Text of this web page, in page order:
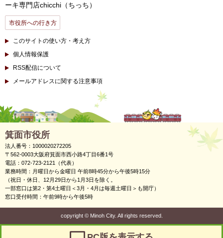
ーキ専門店chicchi（ちっち）
市役所への行き方
このサイトの使い方・考え方
個人情報保護
RSS配信について
メールアドレスに関する注意事項
箕面市役所
法人番号：1000020272205
〒562-0003大阪府箕面市西小路4丁目6番1号
電話：072-723-2121（代表）
業務時間：月曜日から金曜日 午前8時45分から午後5時15分
（祝日・休日、12月29日から1月3日を除く。
一部窓口は第2・第4土曜日＜3月・4月は毎週土曜日＞も開庁）
窓口受付時間：午前9時から午後5時
copyright ©Minoh City. All rights reserved.